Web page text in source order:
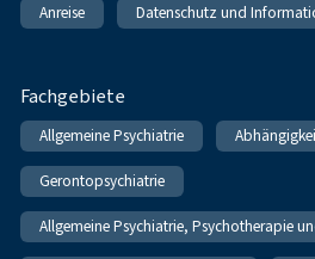
Anreise Datenschutz und
Fachgebiete
Allgemeine Psychiatrie
Gerontopsychiatrie
Allgemeine Psychiatrie, Psychotherapie